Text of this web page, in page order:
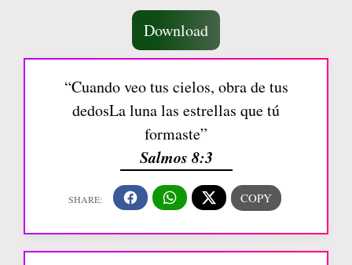
Download
“Cuando veo tus cielos, obra de tus
dedosLa luna las estrellas que tú
formaste”
Salmos 8:3